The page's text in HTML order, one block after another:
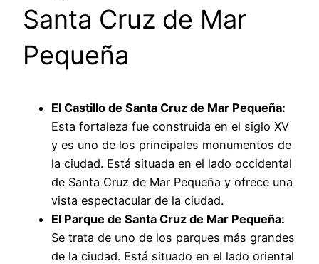
Santa Cruz de Mar
Pequeña
El Castillo de Santa Cruz de Mar Pequeña:
Esta fortaleza fue construida en el siglo XV
y es uno de los principales monumentos de
la ciudad. Está situada en el lado occidental
de Santa Cruz de Mar Pequeña y ofrece una
vista espectacular de la ciudad.
El Parque de Santa Cruz de Mar Pequeña:
Se trata de uno de los parques más grandes
de la ciudad. Está situado en el lado oriental